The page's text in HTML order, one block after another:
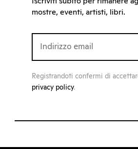
mostre, eventi, artisti, libri.
Registrandoti confermi di
privacy policy.